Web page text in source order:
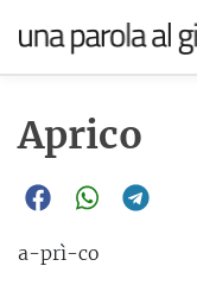
Aprico
a-prì-co